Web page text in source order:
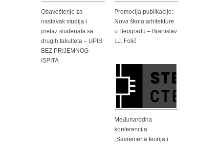
Obaveštenje za
nastavak studija i
prelaz studenata sa
drugih fakulteta – UPIS
BEZ PRIJEMNOG
ISPITA
Promocija publikacije:
Nova škola arhitekture
u Beogradu – Branislav
LJ. Folić
Međunarodna
konferencija
„Savremena teorija i